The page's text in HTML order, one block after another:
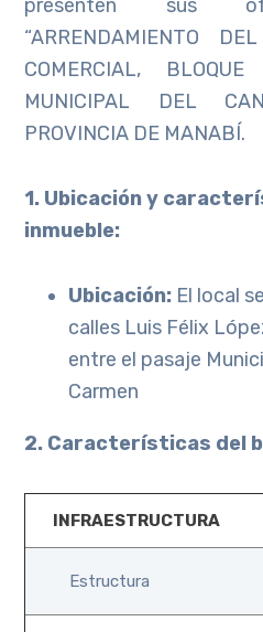
presenten sus
“ARRENDAMIENTO
COMERCIAL,
MUNICIPAL DEL
PROVINCIA DE MANABÍ.
1. Ubicación y
inmueble:
Ubicación: El local
calles Luis Félix
entre el pasaje
Carmen
2. Características del
INFRAESTRUCTURA
Estructura